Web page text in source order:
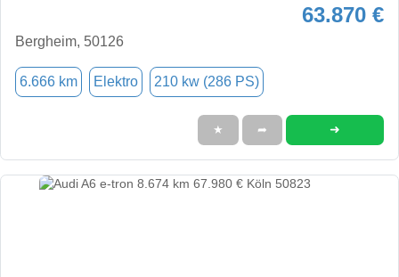
63.870 €
Bergheim, 50126
6.666 km Elektro 210 kw (286 PS)
★ ➦ ➜